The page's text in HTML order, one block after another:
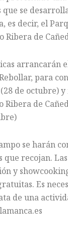
que se
es decir, el
Ribera de
arrancarán
para
de octubre)
Ribera de
se harán
que recojan.
y
Es
de una